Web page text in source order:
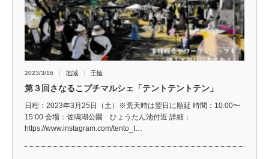
2023/3/16 地域 千輪
第３回さなるこプチマルシェ「テントテントテン」
日程：2023年3月25日（土）※荒天時は翌日に順延 時間：10:00〜
15:00 会場：佐鳴湖公園 ひょうたん池付近 詳細：
https://www.instagram.com/tento_t…